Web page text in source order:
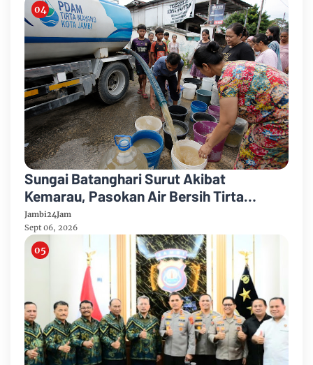
Sungai Batanghari Surut Akibat
Kemarau, Pasokan Air Bersih Tirta
Mayang Jambi Keruh
Jambi24Jam
Sept 06, 2026